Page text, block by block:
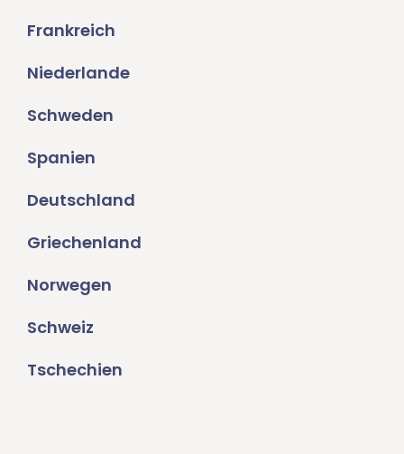
Frankreich
Niederlande
Schweden
Spanien
Deutschland
Griechenland
Norwegen
Schweiz
Tschechien